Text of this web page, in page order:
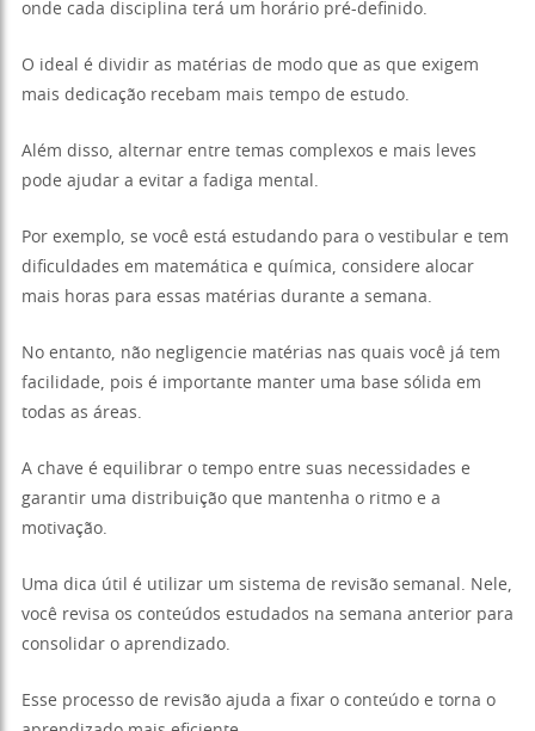
onde cada disciplina terá um horário pré-definido.
O ideal é dividir as matérias de modo que as que exigem
mais dedicação recebam mais tempo de estudo.
Além disso, alternar entre temas complexos e mais leves
pode ajudar a evitar a fadiga mental.
Por exemplo, se você está estudando para o vestibular e tem
dificuldades em matemática e química, considere alocar
mais horas para essas matérias durante a semana.
No entanto, não negligencie matérias nas quais você já tem
facilidade, pois é importante manter uma base sólida em
todas as áreas.
A chave é equilibrar o tempo entre suas necessidades e
garantir uma distribuição que mantenha o ritmo e a
motivação.
Uma dica útil é utilizar um sistema de revisão semanal. Nele,
você revisa os conteúdos estudados na semana anterior para
consolidar o aprendizado.
Esse processo de revisão ajuda a fixar o conteúdo e torna o